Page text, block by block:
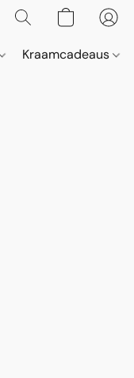
Kraamcadeaus